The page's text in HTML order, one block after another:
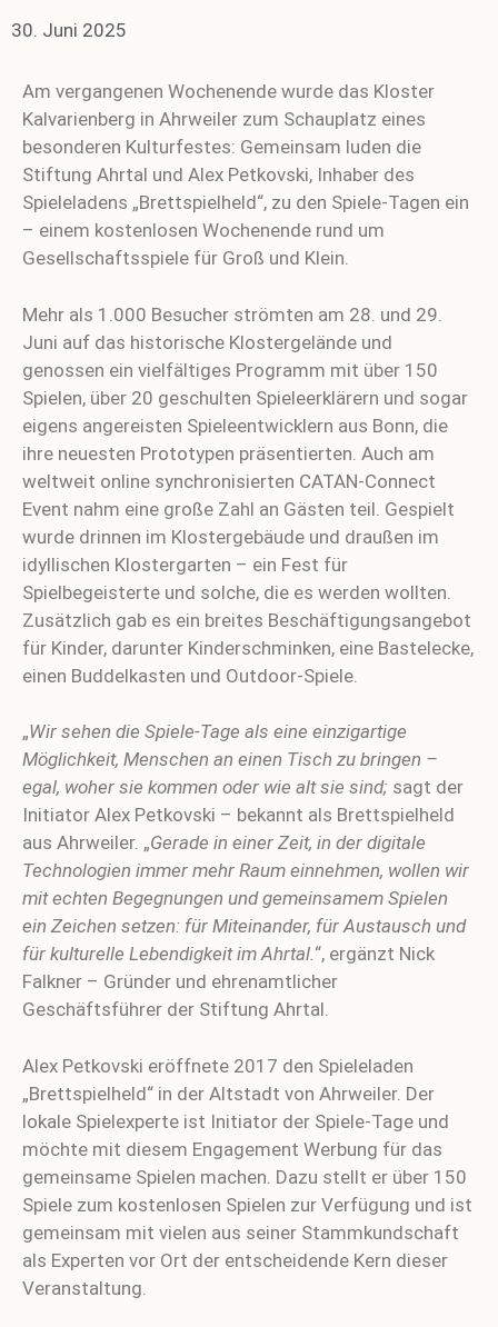
30. Juni 2025
Am vergangenen Wochenende wurde das Kloster
Kalvarienberg in Ahrweiler zum Schauplatz eines
besonderen Kulturfestes: Gemeinsam luden die
Stiftung Ahrtal und Alex Petkovski, Inhaber des
Spieleladens „Brettspielheld“, zu den Spiele-Tagen ein
– einem kostenlosen Wochenende rund um
Gesellschaftsspiele für Groß und Klein.
Mehr als 1.000 Besucher strömten am 28. und 29.
Juni auf das historische Klostergelände und
genossen ein vielfältiges Programm mit über 150
Spielen, über 20 geschulten Spieleerklärern und sogar
eigens angereisten Spieleentwicklern aus Bonn, die
ihre neuesten Prototypen präsentierten. Auch am
weltweit online synchronisierten CATAN-Connect
Event nahm eine große Zahl an Gästen teil. Gespielt
wurde drinnen im Klostergebäude und draußen im
idyllischen Klostergarten – ein Fest für
Spielbegeisterte und solche, die es werden wollten.
Zusätzlich gab es ein breites Beschäftigungsangebot
für Kinder, darunter Kinderschminken, eine Bastelecke,
einen Buddelkasten und Outdoor-Spiele.
„Wir sehen die Spiele-Tage als eine einzigartige
Möglichkeit, Menschen an einen Tisch zu bringen –
egal, woher sie kommen oder wie alt sie sind; sagt der
Initiator Alex Petkovski – bekannt als Brettspielheld
aus Ahrweiler. „Gerade in einer Zeit, in der digitale
Technologien immer mehr Raum einnehmen, wollen wir
mit echten Begegnungen und gemeinsamem Spielen
ein Zeichen setzen: für Miteinander, für Austausch und
für kulturelle Lebendigkeit im Ahrtal.“, ergänzt Nick
Falkner – Gründer und ehrenamtlicher
Geschäftsführer der Stiftung Ahrtal.
Alex Petkovski eröffnete 2017 den Spieleladen
„Brettspielheld“ in der Altstadt von Ahrweiler. Der
lokale Spielexperte ist Initiator der Spiele-Tage und
möchte mit diesem Engagement Werbung für das
gemeinsame Spielen machen. Dazu stellt er über 150
Spiele zum kostenlosen Spielen zur Verfügung und ist
gemeinsam mit vielen aus seiner Stammkundschaft
als Experten vor Ort der entscheidende Kern dieser
Veranstaltung.